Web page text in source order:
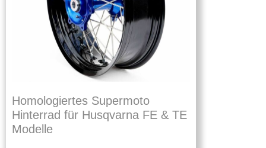
Homologiertes Supermoto
Hinterrad für Husqvarna FE & TE
Modelle